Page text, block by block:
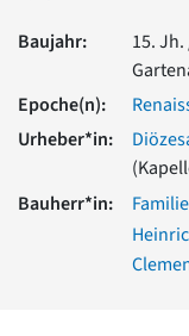
Vorromanik
Römische Antike
Über uns
Über baukunst-
Fachbeirat
Freunde &
Impressum
Datenschutz
Baujahr:
15.
Epoche(n):
Urheber*in:
Bauherr*in: